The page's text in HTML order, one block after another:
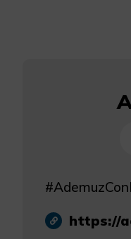
https://